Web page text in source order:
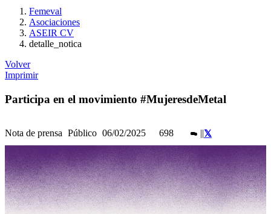
Femeval
Asociaciones
ASEIR CV
detalle_notica
Volver
Imprimir
Participa en el movimiento #MujeresdeMetal
Nota de prensa Público 06/02/2025 698